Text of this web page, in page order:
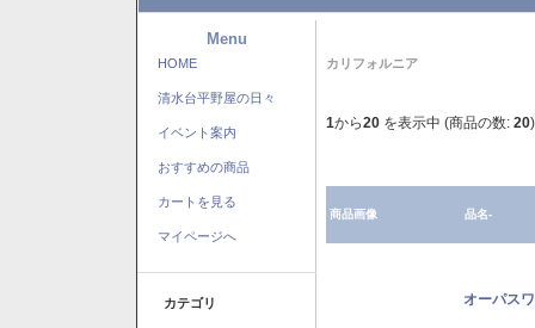
Menu
HOME
清水台平野屋の日々
イベント案内
おすすめの商品
カートを見る
マイページへ
カテゴリ
カリフォルニア
1から20 を表示中 (商品の数: 20)
商品画像 品名-
オーパス